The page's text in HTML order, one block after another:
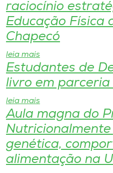
Unoesc
Store
Selecione
o idioma
A+
A-
raciocínio
Educação Física
Chapecó
leia mais
Estudantes de
livro em parceria
leia mais
Aula magna do
genética,
alimentação na